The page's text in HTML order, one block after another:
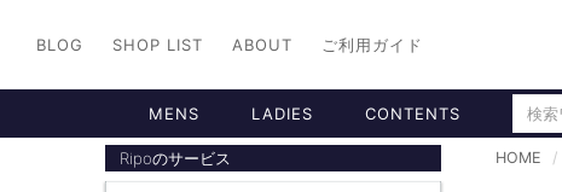
BLOG SHOP LIST ABOUT ご利用ガイド
MENS LADIES CONTENTS
Ripoのサービス HOME